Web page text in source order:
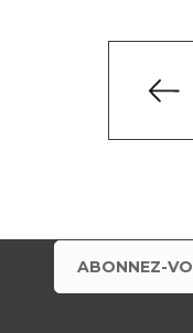
ABONNEZ-